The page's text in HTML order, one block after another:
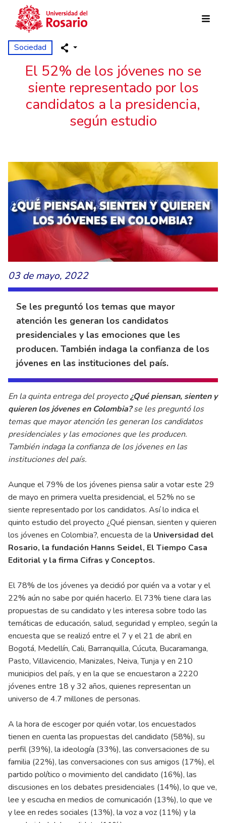
Pasar al contenido principal
Sociedad
El 52% de los jóvenes no se
siente representado por los
candidatos a la presidencia,
según estudio
03 de mayo, 2022
Se les preguntó los temas que mayor
atención les generan los candidatos
presidenciales y las emociones que les
producen. También indaga la confianza de los
jóvenes en las instituciones del país.
En la quinta entrega del proyecto¿Qué piensan, sienten y
quieren los jóvenes en Colombia?se les preguntó los
temas que mayor atención les generan los candidatos
presidenciales y las emociones que les producen.
También indaga la confianza de los jóvenes en las
instituciones del país.
Aunque el 79% de los jóvenes piensa salir a votar este 29
de mayo en primera vuelta presidencial, el 52% no se
siente representado por los candidatos. Así lo indica el
quinto estudio del proyecto ¿Qué piensan, sienten y quieren
los jóvenes en Colombia?, encuesta de la Universidad del
Rosario, la fundación Hanns Seidel, El Tiempo Casa
Editorial y la firma Cifras y Conceptos.
El 78% de los jóvenes ya decidió por quién va a votar y el
22% aún no sabe por quién hacerlo. El 73% tiene clara las
propuestas de su candidato y les interesa sobre todo las
temáticas de educación, salud, seguridad y empleo, según la
encuesta que se realizó entre el 7 y el 21 de abril en
Bogotá, Medellín, Cali, Barranquilla, Cúcuta, Bucaramanga,
Pasto, Villavicencio, Manizales, Neiva, Tunja y en 210
municipios del país, y en la que se encuestaron a 2220
jóvenes entre 18 y 32 años, quienes representan un
universo de 4.7 millones de personas.
A la hora de escoger por quién votar, los encuestados
tienen en cuenta las propuestas del candidato (58%), su
perfil (39%), la ideología (33%), las conversaciones de su
familia (22%), las conversaciones con sus amigos (17%), el
partido político o movimiento del candidato (16%), las
discusiones en los debates presidenciales (14%), lo que ve,
lee y escucha en medios de comunicación (13%), lo que ve
y lee en redes sociales (13%), la voz a voz (11%) y la